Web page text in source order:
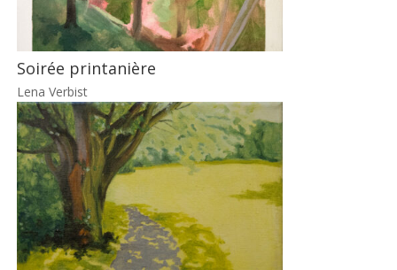
Soirée printanière
Lena Verbist